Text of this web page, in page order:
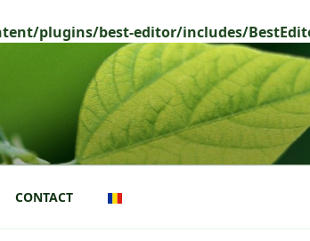
plugins/best-editor/includes/
CONTACT